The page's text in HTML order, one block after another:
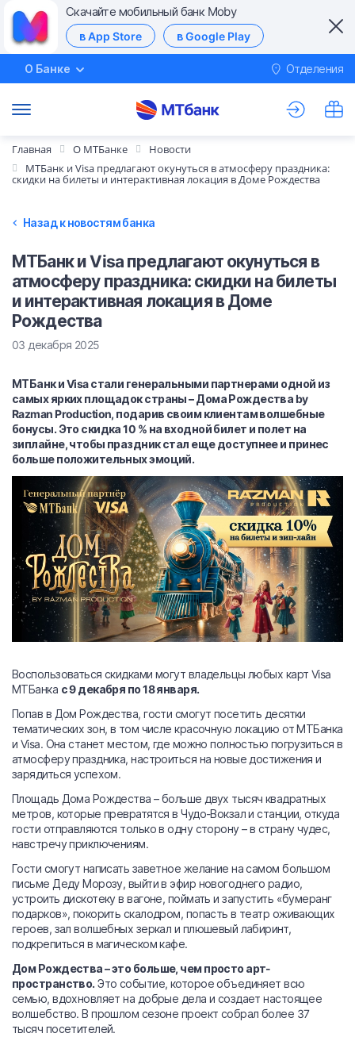
Скачайте мобильный банк Moby
в App Store в Google Play
О Банке Отделения
Главная О МТБанке
Новости
МТБанк и Visa предлагают окунуться в атмосферу праздника:
скидки на билеты и интерактивная локация в Доме Рождества
Назад к новостям банка
МТБанк и Visa предлагают окунуться в
атмосферу праздника: скидки на билеты
и интерактивная локация в Доме
Рождества
03 декабря 2025
МТБанк и Visa стали генеральными партнерами одной из
самых ярких площадок страны – Дома Рождества by
Razman Production, подарив своим клиентам волшебные
бонусы. Это скидка 10 % на входной билет и полет на
зиплайне, чтобы праздник стал еще доступнее и принес
больше положительных эмоций.
Воспользоваться скидками могут владельцы любых карт Visa
МТБанка с 9 декабря по 18 января.
Попав в Дом Рождества, гости смогут посетить десятки
тематических зон, в том числе красочную локацию от МТБанка
и Visa. Она станет местом, где можно полностью погрузиться в
атмосферу праздника, настроиться на новые достижения и
зарядиться успехом.
Площадь Дома Рождества – больше двух тысяч квадратных
метров, которые превратятся в Чудо-Вокзал и станции, откуда
гости отправляются только в одну сторону – в страну чудес,
навстречу приключениям.
Гости смогут написать заветное желание на самом большом
письме Деду Морозу, выйти в эфир новогоднего радио,
устроить дискотеку в вагоне, поймать и запустить «бумеранг
подарков», покорить скалодром, попасть в театр оживающих
героев, зал волшебных зеркал и плюшевый лабиринт,
подкрепиться в магическом кафе.
Дом Рождества – это больше, чем просто арт-
пространство. Это событие, которое объединяет всю
семью, вдохновляет на добрые дела и создает настоящее
волшебство. В прошлом сезоне проект собрал более 37
тысяч посетителей.